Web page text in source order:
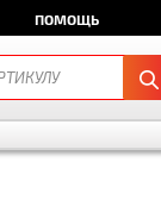
ПОМОЩЬ